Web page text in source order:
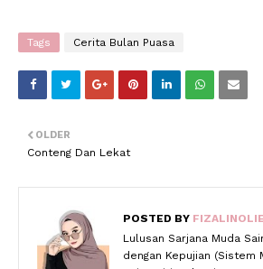
Tags Cerita Bulan Puasa
OLDER
Conteng Dan Lekat
POSTED BY FIZALINOLIE
Lulusan Sarjana Muda
dengan Kepujian (Sistem